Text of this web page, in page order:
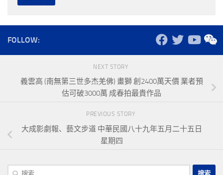
FOLLOW:
NEXT STORY
義雲高 (南無第三世多杰羌佛) 畫獅 創2400萬天價 業者預
估可破3000萬 成春拍最貴作品
PREVIOUS STORY
大成影劇報、藝文步道 中華民國八十九年五月二十五日
星期四
搜